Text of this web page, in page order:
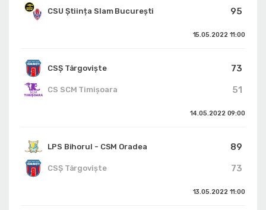
95
CSU Știința Slam București
15.05.2022 11:00
CSȘ Târgoviște
73
51
CS SCM Timișoara
14.05.2022 09:00
LPS Bihorul - CSM Oradea
89
73
CSȘ Târgoviște
13.05.2022 11:00